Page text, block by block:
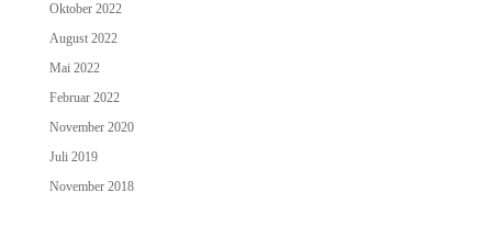
Oktober 2022
August 2022
Mai 2022
Februar 2022
November 2020
Juli 2019
November 2018